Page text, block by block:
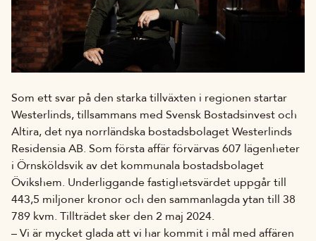
Som ett svar på den starka tillväxten i regionen startar
Westerlinds, tillsammans med Svensk Bostadsinvest och
Altira, det nya norrländska bostadsbolaget Westerlinds
Residensia AB. Som första affär förvärvas 607 lägenheter
i Örnsköldsvik av det kommunala bostadsbolaget
Övikshem. Underliggande fastighetsvärdet uppgår till
443,5 miljoner kronor och den sammanlagda ytan till 38
789 kvm. Tillträdet sker den 2 maj 2024.
– Vi är mycket glada att vi har kommit i mål med affären